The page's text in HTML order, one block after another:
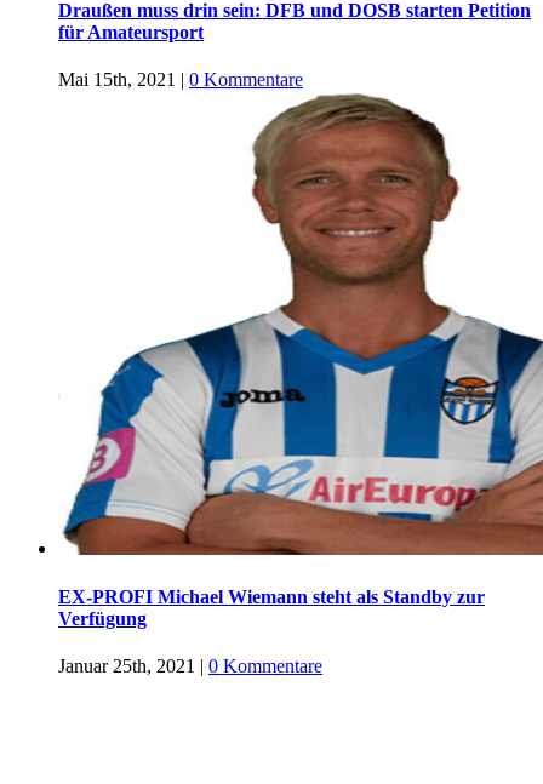
Draußen muss drin sein: DFB und DOSB starten Petition
für Amateursport
Mai 15th, 2021 | 0 Kommentare
EX-PROFI Michael Wiemann steht als Standby zur
Verfügung
Januar 25th, 2021 | 0 Kommentare